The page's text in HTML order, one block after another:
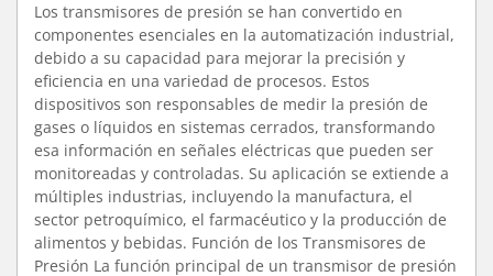
Los transmisores de presión se han convertido en
componentes esenciales en la automatización industrial,
debido a su capacidad para mejorar la precisión y
eficiencia en una variedad de procesos. Estos
dispositivos son responsables de medir la presión de
gases o líquidos en sistemas cerrados, transformando
esa información en señales eléctricas que pueden ser
monitoreadas y controladas. Su aplicación se extiende a
múltiples industrias, incluyendo la manufactura, el
sector petroquímico, el farmacéutico y la producción de
alimentos y bebidas. Función de los Transmisores de
Presión La función principal de un transmisor de presión